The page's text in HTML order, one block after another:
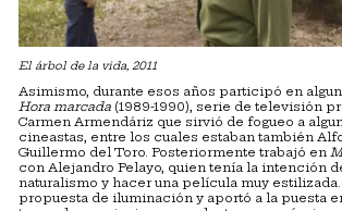
El árbol de la vida, 2011
Asimismo, durante esos años participó en
Hora marcada (1989-1990), serie de televisión
Carmen Armendáriz que sirvió de fogueo a
cineastas, entre los cuales estaban también
Guillermo del Toro. Posteriormente trabajó en
con Alejandro Pelayo, quien tenía la intención
naturalismo y hacer una película muy
propuesta de iluminación y aportó a la puesta